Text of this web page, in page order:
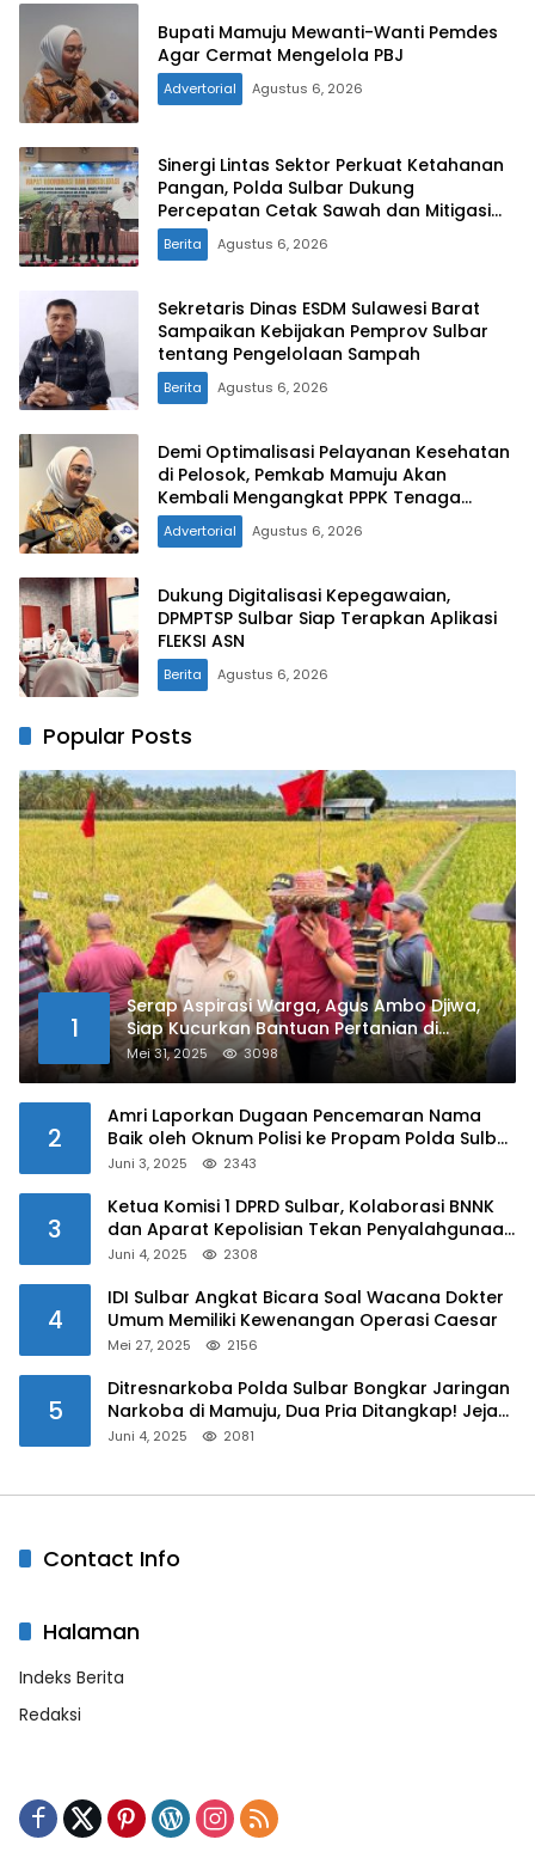
Bupati Mamuju Mewanti-Wanti Pemdes
Agar Cermat Mengelola PBJ
Advertorial Agustus 6, 2026
Sinergi Lintas Sektor Perkuat Ketahanan
Pangan, Polda Sulbar Dukung
Percepatan Cetak Sawah dan Mitigasi
Kekeringan
Berita Agustus 6, 2026
Sekretaris Dinas ESDM Sulawesi Barat
Sampaikan Kebijakan Pemprov Sulbar
Berita Agustus 6, 2026
Demi Optimalisasi Pelayanan Kesehatan
di Pelosok, Pemkab Mamuju Akan
Kembali Mengangkat PPPK Tenaga
Kesehatan
Advertorial Agustus 6, 2026
Dukung Digitalisasi Kepegawaian,
DPMPTSP Sulbar Siap Terapkan Aplikasi
FLEKSI ASN
Berita Agustus 6, 2026
Popular Posts
1
Serap Aspirasi Warga, Agus Ambo Djiwa,
Siap Kucurkan Bantuan Pertanian di
Kalukku
Mei 31, 2025 3098
2
Amri Laporkan Dugaan Pencemaran Nama
Baik oleh Oknum Polisi ke Propam Polda Sulbar
Juni 3, 2025 2343
3
Ketua Komisi 1 DPRD Sulbar, Kolaborasi BNNK
dan Aparat Kepolisian Tekan Penyalahgunaan
Juni 4, 2025 2308
4
IDI Sulbar Angkat Bicara Soal Wacana Dokter
Umum Memiliki Kewenangan Operasi Caesar
Mei 27, 2025 2156
5
Ditresnarkoba Polda Sulbar Bongkar Jaringan
Narkoba di Mamuju, Dua Pria Ditangkap! Jejak
Juni 4, 2025 2081
Contact Info
Halaman
Indeks Berita
Redaksi